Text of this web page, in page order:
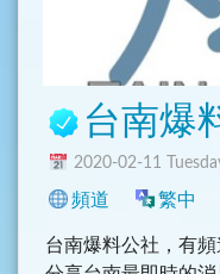
台南爆
2020-02-11
頻道 繁中
台南爆料公社，有